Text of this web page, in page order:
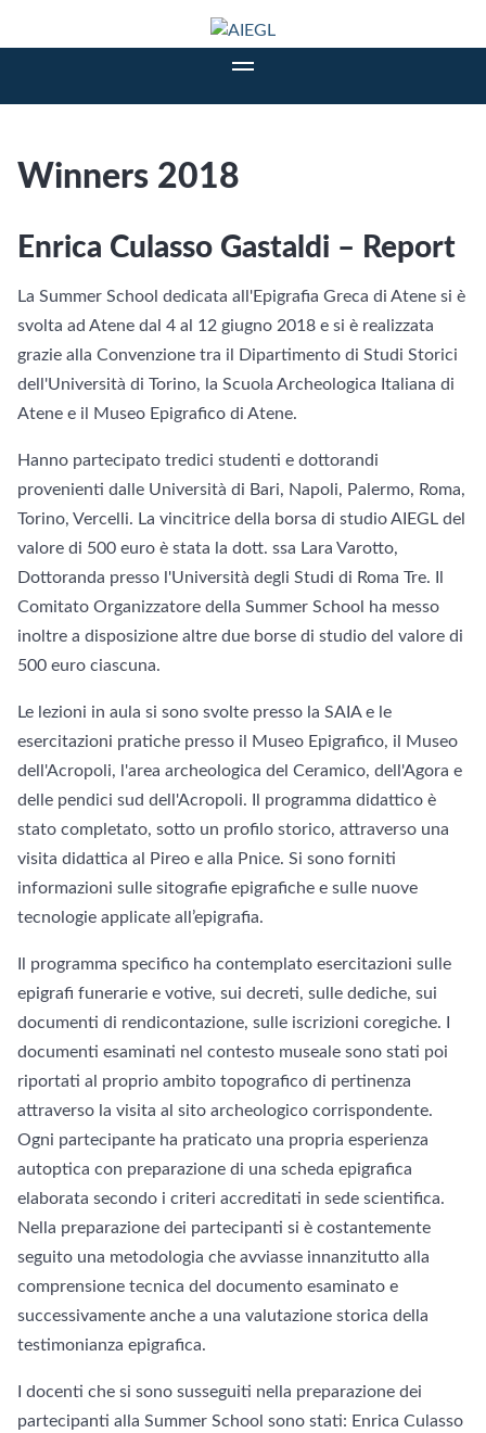
Winners 2018
Enrica Culasso Gastaldi – Report
La Summer School dedicata all'Epigrafia Greca di Atene si è
svolta ad Atene dal 4 al 12 giugno 2018 e si è realizzata
grazie alla Convenzione tra il Dipartimento di Studi Storici
dell'Università di Torino, la Scuola Archeologica Italiana di
Atene e il Museo Epigrafico di Atene.
Hanno partecipato tredici studenti e dottorandi
provenienti dalle Università di Bari, Napoli, Palermo, Roma,
Torino, Vercelli. La vincitrice della borsa di studio AIEGL del
valore di 500 euro è stata la dott. ssa Lara Varotto,
Dottoranda presso l'Università degli Studi di Roma Tre. Il
Comitato Organizzatore della Summer School ha messo
inoltre a disposizione altre due borse di studio del valore di
500 euro ciascuna.
Le lezioni in aula si sono svolte presso la SAIA e le
esercitazioni pratiche presso il Museo Epigrafico, il Museo
dell'Acropoli, l'area archeologica del Ceramico, dell'Agora e
delle pendici sud dell'Acropoli. Il programma didattico è
stato completato, sotto un profilo storico, attraverso una
visita didattica al Pireo e alla Pnice. Si sono forniti
informazioni sulle sitografie epigrafiche e sulle nuove
tecnologie applicate all’epigrafia.
Il programma specifico ha contemplato esercitazioni sulle
epigrafi funerarie e votive, sui decreti, sulle dediche, sui
documenti di rendicontazione, sulle iscrizioni coregiche. I
documenti esaminati nel contesto museale sono stati poi
riportati al proprio ambito topografico di pertinenza
attraverso la visita al sito archeologico corrispondente.
Ogni partecipante ha praticato una propria esperienza
autoptica con preparazione di una scheda epigrafica
elaborata secondo i criteri accreditati in sede scientifica.
Nella preparazione dei partecipanti si è costantemente
seguito una metodologia che avviasse innanzitutto alla
comprensione tecnica del documento esaminato e
successivamente anche a una valutazione storica della
testimonianza epigrafica.
I docenti che si sono susseguiti nella preparazione dei
partecipanti alla Summer School sono stati: Enrica Culasso